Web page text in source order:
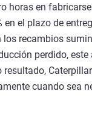
horas en
el plazo de
los recambios
perdido, este
cuando sea